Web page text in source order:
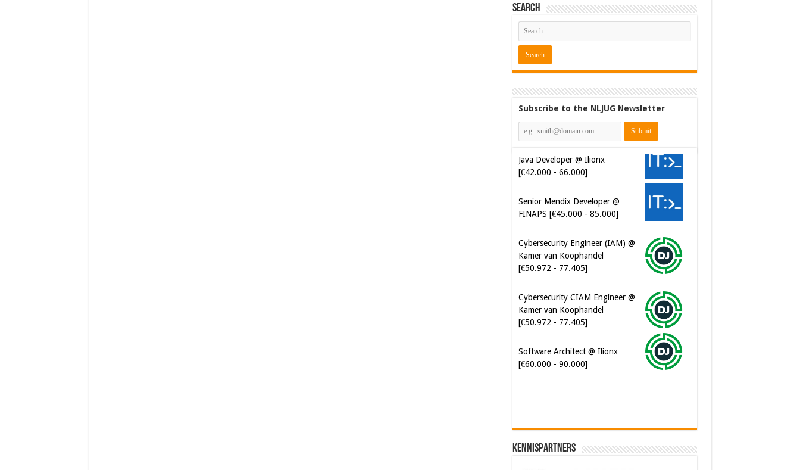
Search
Subscribe to the NLJUG Newsletter
Java Developer @ Ilionx
[€42.000 - 66.000]
Senior Mendix Developer @
FINAPS [€45.000 - 85.000]
Cybersecurity Engineer (IAM) @
Kamer van Koophandel
[€50.972 - 77.405]
Cybersecurity CIAM Engineer @
Kamer van Koophandel
[€50.972 - 77.405]
Software Architect @ Ilionx
[€60.000 - 90.000]
Kennispartners